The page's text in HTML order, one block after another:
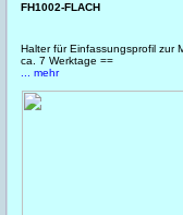
FH1002-FLACH
Halter für Einfassungsprofil zur
ca. 7 Werktage ==
... mehr